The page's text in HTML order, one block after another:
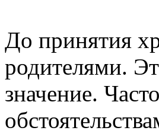
До принятия
родителями.
значение.